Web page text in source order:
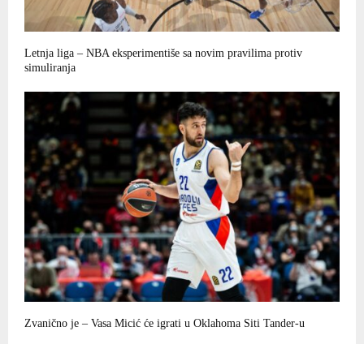
Letnja liga – NBA eksperimentiše sa novim pravilima protiv
simuliranja
Zvanično je – Vasa Micić će igrati u Oklahoma Siti Tander-u